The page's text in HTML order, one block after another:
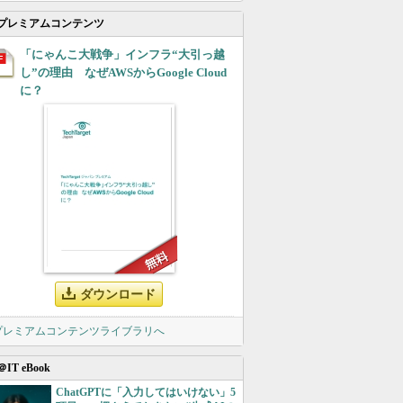
レミアムコンテンツ
「にゃんこ大戦争」インフラ“大引っ越
し”の理由 なぜAWSからGoogle Cloud
に？
ダウンロード
レミアムコンテンツライブラリへ
IT eBook
ChatGPTに「入力してはいけない」5